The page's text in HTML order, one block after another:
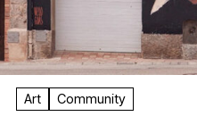
Art Community